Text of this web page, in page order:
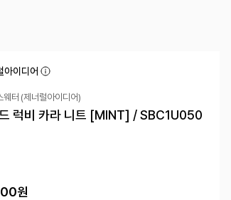
아이디어
웨터 (제너럴아이디어)
럭비 카라 니트 [MINT] / SBC1U050
원